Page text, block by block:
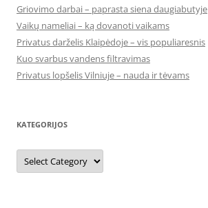
Griovimo darbai – paprasta siena daugiabutyje
Vaikų nameliai – ką dovanoti vaikams
Privatus darželis Klaipėdoje – vis populiaresnis
Kuo svarbus vandens filtravimas
Privatus lopšelis Vilniuje – nauda ir tėvams
KATEGORIJOS
Kategorijos